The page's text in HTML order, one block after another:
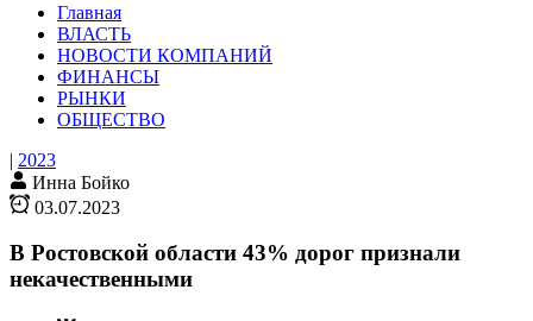
Главная
ВЛАСТЬ
НОВОСТИ КОМПАНИЙ
ФИНАНСЫ
РЫНКИ
ОБЩЕСТВО
| 2023
Инна Бойко
03.07.2023
В Ростовской области 43% дорог признали
некачественными